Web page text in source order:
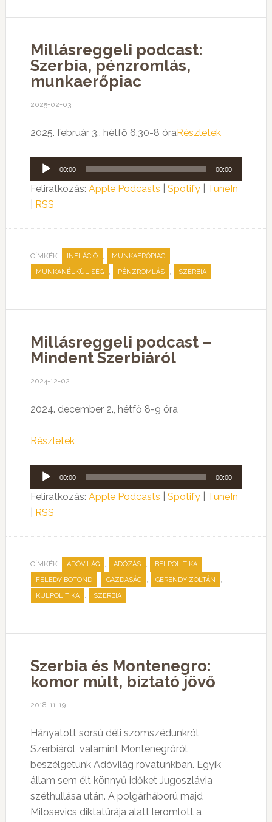
Millásreggeli podcast:
Szerbia, pénzromlás,
munkaerőpiac
2025-02-03
2025. február 3., hétfő 6.30-8 óraRészletek
Audió
lejátszó
00:00 00:00
Feliratkozás: Apple Podcasts Spotify| TuneIn
RSS
CÍMKÉK: INFLÁCIÓ , MUNKAERŐPIAC ,
MUNKANÉLKÜLISÉG , PÉNZROMLÁS , SZERBIA
Millásreggeli podcast –
Mindent Szerbiáról
2024-12-02
2024. december 2., hétfő 8-9 óra
Részletek
Audió
lejátszó
00:00 00:00
Feliratkozás: Apple Podcasts Spotify| TuneIn
RSS
CÍMKÉK: ADÓVILÁG , ADÓZÁS , BELPOLITIKA ,
FELEDY BOTOND , GAZDASÁG , GERENDY ZOLTÁN ,
KÜLPOLITIKA , SZERBIA
Szerbia és Montenegro:
komor múlt, biztató jövő
2018-11-19
Hányatott sorsú déli szomszédunkról
Szerbiáról, valamint Montenegróról
beszélgetünk Adóvilág rovatunkban. Egyik
állam sem élt könnyű időket Jugoszlávia
széthullása után. A polgárháború majd
Milosevics diktatúrája alatt leromlott a